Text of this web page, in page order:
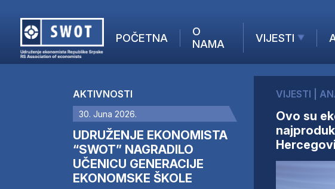
POČETNA
O
NAMA
VIJESTI
AKTUELNO
KOMPANIJE
FINANSIJE
IZ STRANIH
AKTUELNO
ANALIZE
KOMPANIJE
FINANSIJE
IZ STRANIH MEDIJA
AKTIVNOSTI
30. Juna 2026.
UDRUŽENJE EKONOMISTA
“SWOT” NAGRADILO
UČENICU GENERACIJE
EKONOMSKE ŠKOLE
VIJESTI
Ovo su